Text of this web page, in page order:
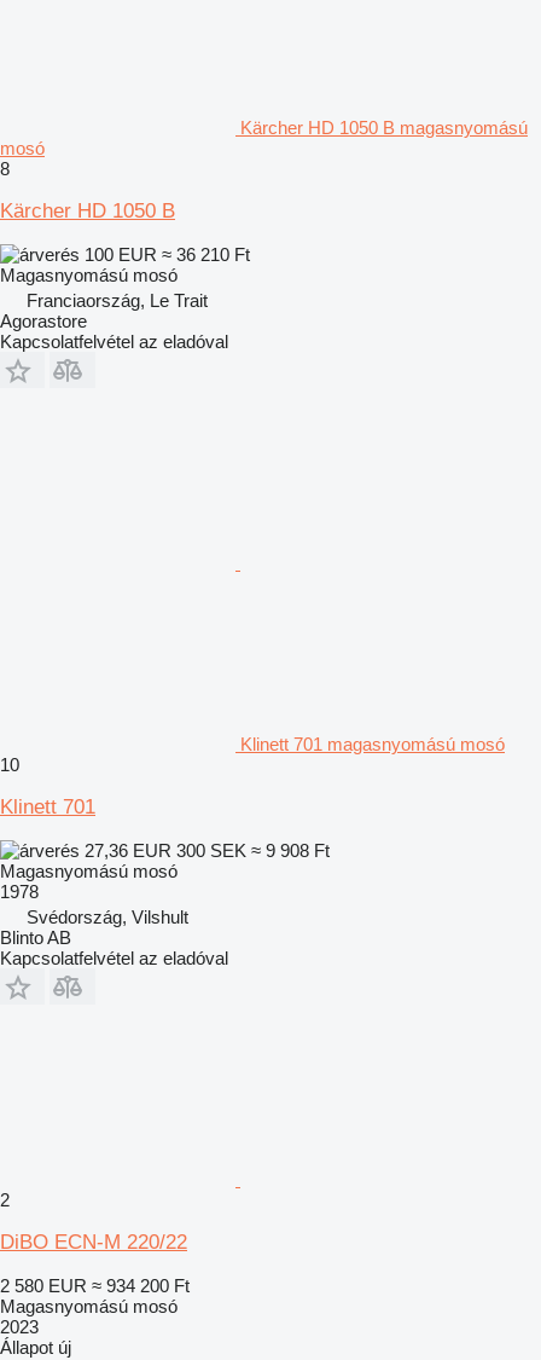
Kärcher HD 1050 B magasnyomású
mosó
8
Kärcher HD 1050 B
100 EUR ≈ 36 210 Ft
Magasnyomású mosó
Franciaország, Le Trait
Agorastore
Kapcsolatfelvétel az eladóval
Klinett 701 magasnyomású mosó
10
Klinett 701
27,36 EUR 300 SEK ≈ 9 908 Ft
Magasnyomású mosó
1978
Svédország, Vilshult
Blinto AB
Kapcsolatfelvétel az eladóval
2
DiBO ECN-M 220/22
2 580 EUR ≈ 934 200 Ft
Magasnyomású mosó
2023
Állapot új